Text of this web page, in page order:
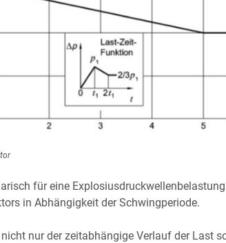
für eine
in Abhängigkeit der Schwingperiode.
nur der zeitabhängige Verlauf der Last